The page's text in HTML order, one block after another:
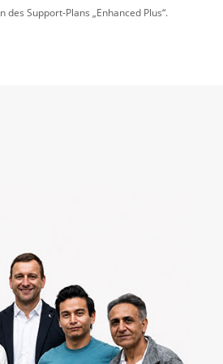
Support-Plans „Enhanced Plus“.